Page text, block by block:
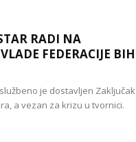
RADI NA
FEDERACIJE BIH
je dostavljen Zaključak
a vezan za krizu u tvornici.